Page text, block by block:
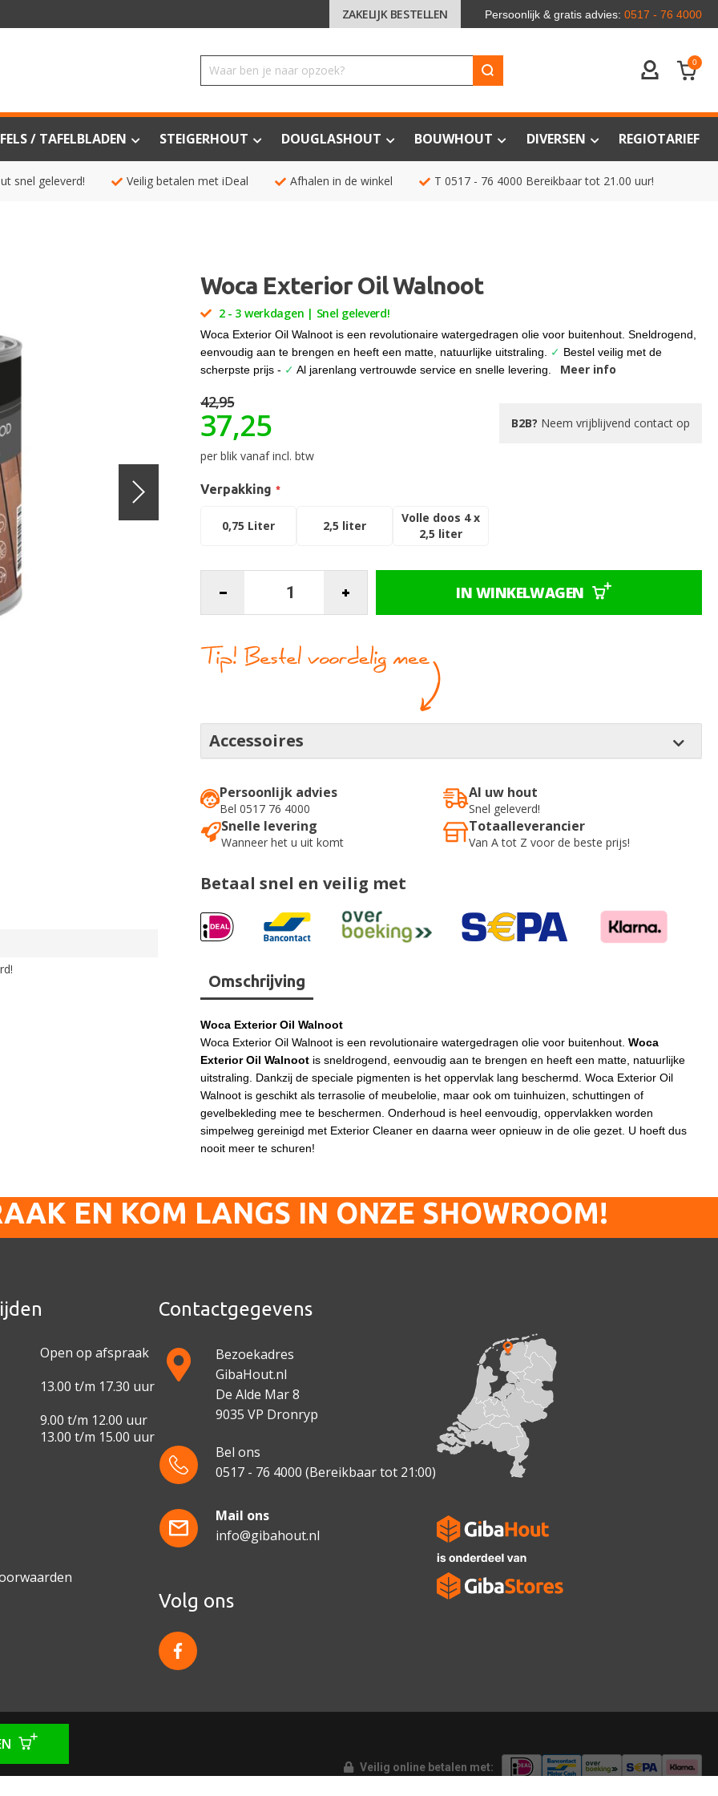
ZAKELIJK BESTELLEN Persoonlijk & gratis advies: 0517 - 76 4000
ACCOUNT
0
/ TAFELBLADEN STEIGERHOUT DOUGLASHOUT BOUWHOUT DIVERSEN REGIOTARIEF
snel geleverd! Veilig betalen met iDeal Afhalen in de winkel T 0517 - 76 4000 Bereikbaar tot 21.00 uur!
Woca Exterior Oil Walnoot
2 - 3 werkdagen | Snel geleverd!
Woca Exterior Oil Walnoot is een revolutionaire watergedragen olie voor buitenhout. Sneldrogend,
eenvoudig aan te brengen en heeft een matte, natuurlijke uitstraling.
✓ Bestel veilig met de
scherpste prijs - ✓Al jarenlang vertrouwde service en snelle levering. Meer info
42,95
37,25
per blik vanaf incl. btw
B2B? Neem vrijblijvend contact op
Verpakking
0,75 Liter 2,5 liter
Volle doos 4 x
2,5 liter
Accessoires
IN WINKELWAGEN
Persoonlijk advies
Bel 0517 76 4000
Al uw hout
Snel geleverd!
Snelle levering
Wanneer het u uit komt
Totaalleverancier
Van A tot Z voor de beste prijs!
Betaal snel en veilig met
Omschrijving
Woca Exterior Oil Walnoot
Woca Exterior Oil Walnoot is een revolutionaire watergedragen olie voor buitenhout.Woca
Exterior Oil Walnoot is sneldrogend, eenvoudig aan te brengen en heeft een matte, natuurlijke
uitstraling. Dankzij de speciale pigmenten is het oppervlak lang beschermd. Woca Exterior Oil
Walnoot is geschikt als terrasolie of meubelolie, maar ook om tuinhuizen, schuttingen of
gevelbekleding mee te beschermen. Onderhoud is heel eenvoudig, oppervlakken worden
simpelweg gereinigd met Exterior Cleaner en daarna weer opnieuw in de olie gezet. U hoeft dus
nooit meer te schuren!
EN KOM LANGS IN ONZE SHOWROOM!
Open op afspraak
13.00 t/m 17.30 uur
9.00 t/m 12.00 uur
13.00 t/m 15.00 uur
Contactgegevens
Bezoekadres
GibaHout.nl
De Alde Mar 8
9035 VP Dronryp
Bel ons
0517 - 76 4000 (Bereikbaar tot 21:00)
Mail ons
info@gibahout.nl
Volg ons
f
a
c
o
Veilig online betalen met: